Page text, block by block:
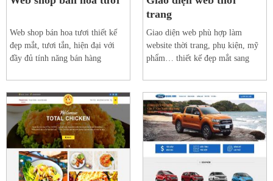
Web shop bán hoa tươi thiết kế
đẹp mắt, tươi tắn, hiện đại với
đầy đủ tính năng bán hàng
trang
Giao diện web phù hợp làm
website thời trang, phụ kiện, mỹ
phẩm… thiết kế đẹp mắt sang
Chi tiết Chi tiết